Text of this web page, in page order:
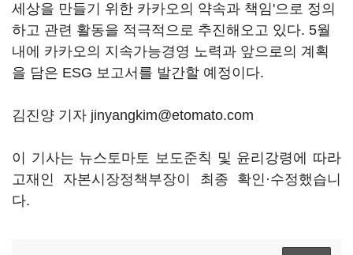
세상을 만들기 위한 카카오의 약속과 책임'으로 정의
하고 관련 활동을 적극적으로 추진해오고 있다. 5월
내에 카카오의 지속가능경영 노력과 앞으로의 계획
을 담은 ESG 보고서를 발간할 예정이다.
김진양 기자 jinyangkim@etomato.com
이 기사는 뉴스토마토 보도준칙 및 윤리강령에 따라
고재인 자본시장정책부장이 최종 확인·수정했습니
다.